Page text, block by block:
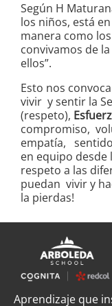
Según H
los niños, está
manera como
convivamos de
ellos”.
Esto nos
vivir y sentir la
(respeto),
compromiso,
empatía,
en equipo desde
respeto a las
puedan vivir y
la pierdas!
Aprendizaje que